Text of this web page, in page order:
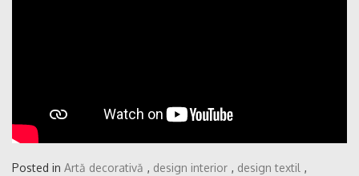
Posted in Artă decorativă , design interior , design textil ,